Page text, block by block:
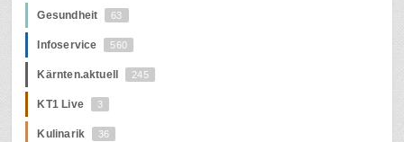
Gesundheit 63
Infoservice 560
Kärnten.aktuell 245
KT1 Live 3
Kulinarik 36